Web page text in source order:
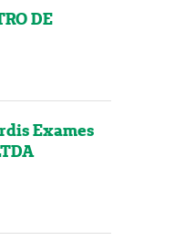
DE
Exames